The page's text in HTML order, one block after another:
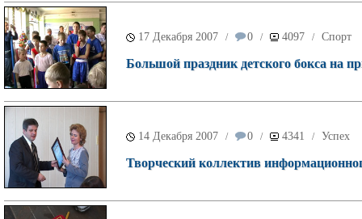
17 Декабря 2007 / 0 / 4097 / Спорт
Большой праздник детского бокса на
14 Декабря 2007 / 0 / 4341 / Успех
Творческий коллектив